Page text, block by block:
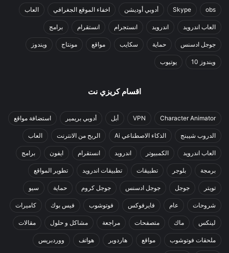
obs
Skype أدوبي أوديشن اخفاء الموقع الجغرافي العاب
العاب اندرويد اندرويد انستجرام انستقرام برامج
جوجل ادسنس حماية سكايب مواقع مونتاج ويندوز
ويندوز 10 يوتيوب
اقسام كريزي نت
Character Animator
VPN أبل أدوبي بريمير استضافة مواقع
الدروب شيبنج الذكاء الاصطناعي Ai الربح من الانترنت العاب
العاب اندرويد الكمبيوتر اندرويد انستقرام ايفون برامج
برمجة بلوجر تطبيقات تطبيقات اندرويد تطوير المواقع
تويتر جوجل جوجل ادسنس جوجل كروم حماية سيو
شروحات عام فايرفوكس فوتوشوب فيس بوك كاميرات
لينكس ماك متصفحات مراجعة مشاكل و حلول مقالات
ملحقات فوتوشوب مواقع هاردوير هواتف ووردبريس